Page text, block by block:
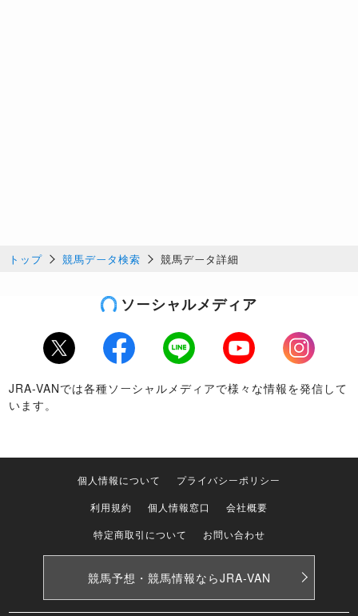
トップ 競馬データ検索 競馬データ詳細
ソーシャルメディア
Twitter Facebook LINE Youtube
Instagram
JRA-VANでは各種ソーシャルメディアで様々な情報を発信して
います。
個人情報について
プライバシーポリシー
利用規約
個人情報窓口
会社概要
特定商取引について
お問い合わせ
競馬予想・競馬情報ならJRA-VAN